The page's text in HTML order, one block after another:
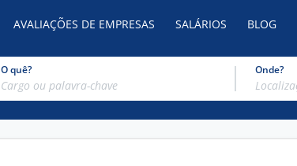
AVALIAÇÕES DE EMPRESAS SALÁRIOS BLOG
O quê? Onde?